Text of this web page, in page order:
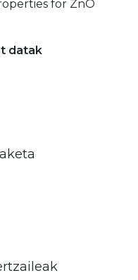
for ZnO
datak